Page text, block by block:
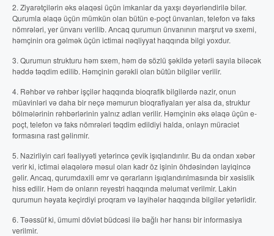
2. Ziyarətçilərin əks əlaqəsi üçün imkanlar da yaxşı dəyərləndirilə bilər.
Qurumla əlaqə üçün mümkün olan bütün e-poçt ünvanları, telefon və faks
nömrələri, yer ünvanı verilib. Ancaq qurumun ünvanının marşrut və sxemi,
həmçinin ora gəlmək üçün ictimai nəqliyyat haqqında bilgi yoxdur.
3. Qurumun strukturu həm sxem, həm də sözlü şəkildə yetərli sayıla biləcək
həddə təqdim edilib. Həmçinin gərəkli olan bütün bilgilər verilir.
4. Rəhbər və rəhbər işçilər haqqında bioqrafik bilgilərdə nazir, onun
müavinləri və daha bir neçə məmurun bioqrafiyaları yer alsa da, struktur
bölmələrinin rəhbərlərinin yalnız adları verilir. Həmçinin əks əlaqə üçün e-
poçt, telefon və faks nömrələri təqdim edildiyi halda, onlayn müraciət
formasına rast gəlinmir.
5. Nazirliyin cari fəaliyyəti yetərincə çevik işıqlandırılır. Bu da ondan xəbər
verir ki, ictimai əlaqələrə məsul olan kadr öz işinin öhdəsindən layiqincə
gəlir. Ancaq, qurumdaxili əmr və qərarların işıqlandırılmasında bir xəsislik
hiss edilir. Həm də onların reyestri haqqında məlumat verilmir. Lakin
qurumun həyata keçirdiyi proqram və layihələr haqqında bilgilər yetərlidir.
6. Təəssüf ki, ümumi dövlət büdcəsi ilə bağlı hər hansı bir informasiya
verilmir.